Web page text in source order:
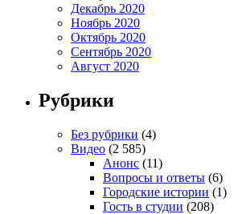
Декабрь 2020
Ноябрь 2020
Октябрь 2020
Сентябрь 2020
Август 2020
Рубрики
Без рубрики (4)
Видео (2 585)
Анонс (11)
Вопросы и ответы (6)
Городские истории (1)
Гость в студии (208)